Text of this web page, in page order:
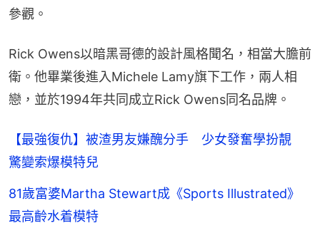
參觀。
Rick Owens以暗黑哥德的設計風格聞名，相當大膽前
衛。他畢業後進入Michele Lamy旗下工作，兩人相
戀，並於1994年共同成立Rick Owens同名品牌。
【最強復仇】被渣男友嫌醜分手 少女發奮學扮靚
驚變索爆模特兒
81歲富婆Martha Stewart成《Sports Illustrated》
最高齡水着模特